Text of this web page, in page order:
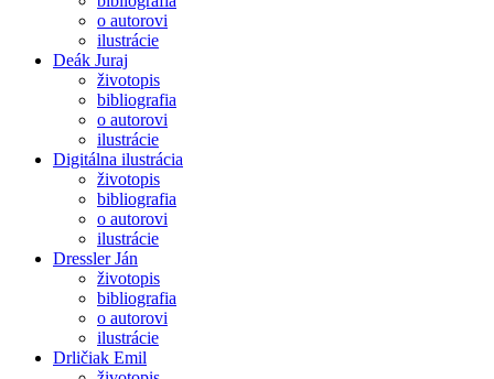
o autorovi
ilustrácie
Deák Juraj
životopis
bibliografia
o autorovi
ilustrácie
Digitálna ilustrácia
životopis
bibliografia
o autorovi
ilustrácie
Dressler Ján
životopis
bibliografia
o autorovi
ilustrácie
Drličiak Emil